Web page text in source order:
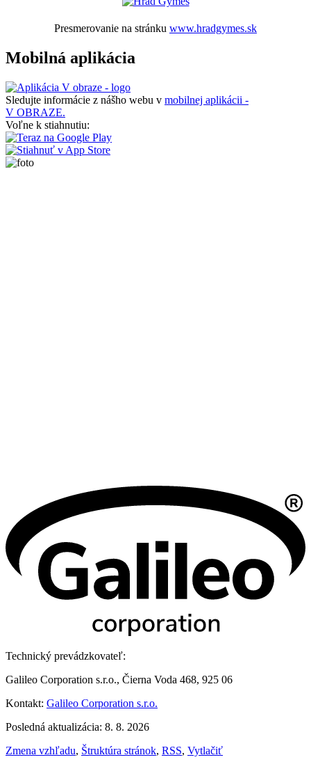
Presmerovanie na stránku www.hradgymes.sk
Mobilná aplikácia
Sledujte informácie z nášho webu v mobilnej aplikácii -
V OBRAZE.
Voľne k stiahnutiu:
Technický prevádzkovateľ:
Galileo Corporation s.r.o., Čierna Voda 468, 925 06
Kontakt: Galileo Corporation s.r.o.
Posledná aktualizácia: 8. 8. 2026
Zmena vzhľadu, Štruktúra stránok, RSS, Vytlačiť